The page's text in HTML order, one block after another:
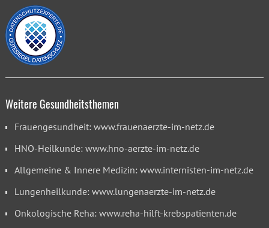
Weitere Gesundheitsthemen
Frauengesundheit: www.frauenaerzte-im-netz.de
HNO-Heilkunde: www.hno-aerzte-im-netz.de
Allgemeine & Innere Medizin: www.internisten-im-netz.de
Lungenheilkunde: www.lungenaerzte-im-netz.de
Onkologische Reha: www.reha-hilft-krebspatienten.de